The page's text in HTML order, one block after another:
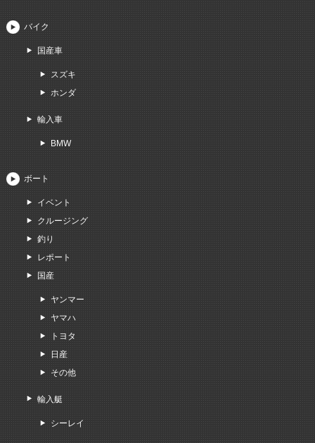
バイク
国産車
スズキ
ホンダ
輸入車
BMW
ボート
イベント
クルージング
釣り
レポート
国産
ヤンマー
ヤマハ
トヨタ
日産
その他
輸入艇
シーレイ